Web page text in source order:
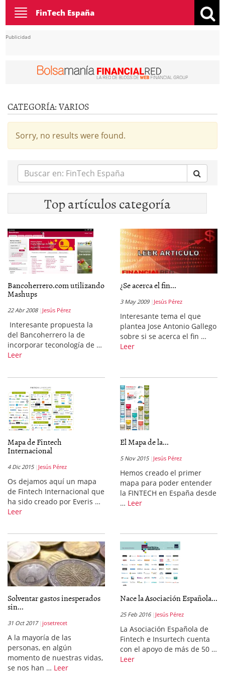
Toggle
navigation
FinTech España
Publicidad
CATEGORÍA:VARIOS
Sorry, no results were found.
Buscar
en:
Top artículos categoría
Bancoherrero.com utilizando
Mashups
22 Abr 2008 Jesús Pérez
Interesante propuesta la
del Bancoherrero la de
incorporar teconología de …
Leer
¿Se acerca el fin...
3 May 2009 Jesús Pérez
Interesante tema el que
plantea Jose Antonio Gallego
sobre si se acerca el fin …
Leer
Mapa de Fintech
Internacional
4 Dic 2015 Jesús Pérez
Os dejamos aquí un mapa
de Fintech Internacional que
ha sido creado por Everis …
Leer
El Mapa de la...
5 Nov 2015 Jesús Pérez
Hemos creado el primer
mapa para poder entender
la FINTECH en España desde
… Leer
Solventar gastos inesperados
sin...
31 Oct 2017 josetrecet
A la mayoría de las
personas, en algún
momento de nuestras vidas,
se nos han … Leer
Nace la Asociación Española...
25 Feb 2016 Jesús Pérez
La Asociación Española de
Fintech e Insurtech cuenta
con el apoyo de más de 50 …
Leer